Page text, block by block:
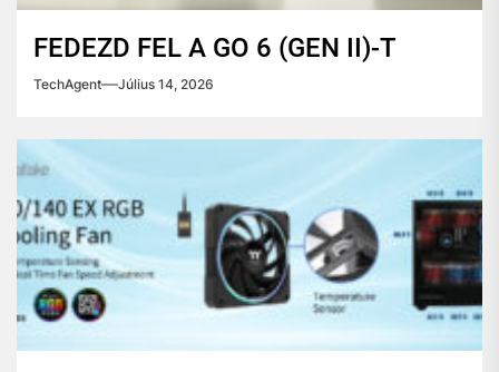
FEDEZD FEL A GO 6 (GEN II)-T
TechAgent Július 14, 2026